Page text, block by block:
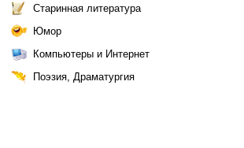
Старинная литература
Юмор
Компьютеры и Интернет
Поэзия, Драматургия